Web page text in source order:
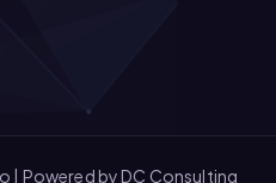
| Powered byDC Consulting